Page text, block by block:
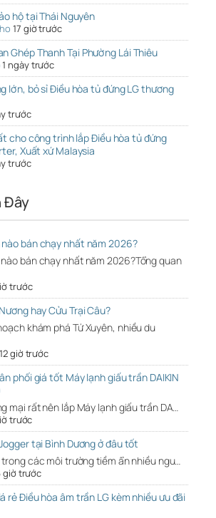
hộ tại Thái Nguyên
17 giờ trước
Ghép Thanh Tại Phường Lái Thiêu
1 ngày trước
lớn, bỏ sỉ Điều hòa tủ đứng LG thương
trước
cho công trình lắp Điều hòa tủ đứng
Xuất xứ Malaysia
trước
Đây
bán chạy nhất năm 2026?
bán chạy nhất năm 2026?Tổng quan
trước
hay Cửu Trại Câu?
khám phá Tứ Xuyên, nhiều du
12 giờ trước
phối giá tốt Máy lạnh giấu trần DAIKIN
mại rất nên lắp Máy lạnh giấu trần DA…
trước
tại Bình Dương ở đâu tốt
trong các môi trường tiềm ẩn nhiều ngu…
giờ trước
rẻ Điều hòa âm trần LG kèm nhiều ưu đãi